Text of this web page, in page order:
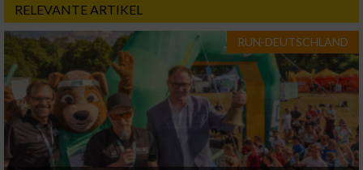
RELEVANTE ARTIKEL
RUN-DEUTSCHLAND
Messung der Werbeleistung
Messung der Performance von Inhalten
Analyse von Zielgruppen durch Statistiken
oder Kombinationen von Daten aus
verschiedenen Quellen
Entwicklung und Verbesserung der Angebote